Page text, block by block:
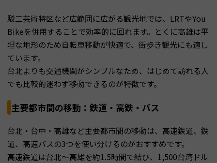
駁二芸術特区など広範囲に広がる観光地では、LRTやYou
Bikeを併用することで効率的に回れます。とくに高雄は平
坦な地形のため自転車移動が快適で、街歩き観光にも適し
ています。
台北よりも交通機関がシンプルなため、はじめて訪れる人
でも比較的迷わず移動できるのが特徴です。
主要都市間の移動：鉄道・高鉄・バス
台北・台中・高雄など主要都市間の移動は、高速鉄道、鉄
道、高速バスの3つを使い分けるのがおすすめです。
高速鉄道は台北〜高雄を約1.5時間で結び、1,500台湾ドル